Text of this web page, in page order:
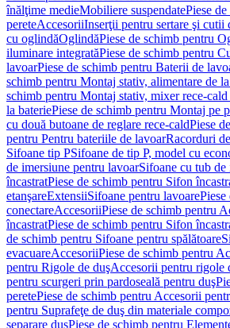
înălţime medieMobiliere suspendatePiese
pereteAccesoriiInserţii pentru sertare şi cutii
cu oglindăOglindăPiese de schimb pentru
iluminare integratăPiese de schimb pentru
lavoarPiese de schimb pentru Baterii de
schimb pentru Montaj stativ, alimentare de
schimb pentru Montaj stativ, mixer rece-
la bateriePiese de schimb pentru Montaj pe
cu două butoane de reglare rece-caldPiese
pentru Pentru bateriile de lavoarRacorduri
Sifoane tip PSifoane de tip P, model cu
de imersiune pentru lavoarSifoane cu tub de
încastratPiese de schimb pentru Sifon
etanşareExtensiiSifoane pentru lavoare
conectareAccesoriiPiese de schimb pentru
încastratPiese de schimb pentru Sifon
de schimb pentru Sifoane pentru spălătoare
evacuareAccesoriiPiese de schimb pentru
pentru Rigole de duşAccesorii pentru rigole
pentru scurgeri prin pardoseală pentru duş
peretePiese de schimb pentru Accesorii
pentru Suprafeţe de duş din materiale
separare duşPiese de schimb pentru